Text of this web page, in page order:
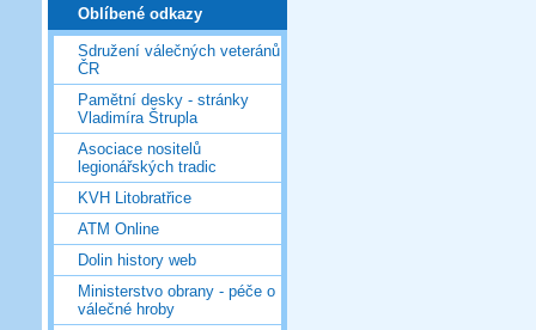
Oblíbené odkazy
Sdružení válečných veteránů
ČR
Pamětní desky - stránky
Vladimíra Štrupla
Asociace nositelů
legionářských tradic
KVH Litobratřice
ATM Online
Dolin history web
Ministerstvo obrany - péče o
válečné hroby